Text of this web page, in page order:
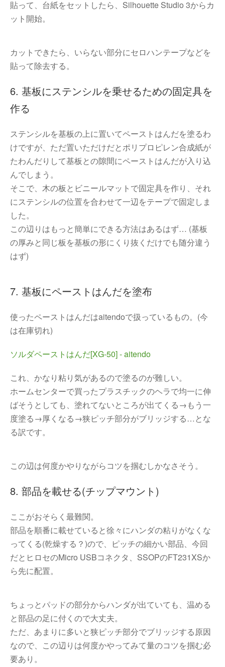
貼って、台紙をセットしたら、Silhouette Studio 3からカ
ット開始。
カットできたら、いらない部分にセロハンテープなどを
貼って除去する。
6. 基板にステンシルを乗せるための固定具を
作る
ステンシルを基板の上に置いてペーストはんだを塗るわ
けですが、ただ置いただけだとポリプロピレン合成紙が
たわんだりして基板との隙間にペーストはんだが入り込
んでしまう。
そこで、木の板とビニールマットで固定具を作り、それ
にステンシルの位置を合わせて一辺をテープで固定しま
した。
この辺りはもっと簡単にできる方法はあるはず… (基板
の厚みと同じ板を基板の形にくり抜くだけでも随分違う
はず)
7. 基板にペーストはんだを塗布
使ったペーストはんだはaitendoで扱っているもの。(今
は在庫切れ)
ソルダペーストはんだ[XG-50] - aitendo
これ、かなり粘り気があるので塗るのが難しい。
ホームセンターで買ったプラスチックのヘラで均一に伸
ばそうとしても、塗れてないところが出てくる→もう一
度塗る→厚くなる→狭ピッチ部分がブリッジする…とな
る訳です。
この辺は何度かやりながらコツを掴むしかなさそう。
8. 部品を載せる(チップマウント)
ここがおそらく最難関。
部品を順番に載せていると徐々にハンダの粘りがなくな
ってくる(乾燥する？)ので、ピッチの細かい部品、今回
だとヒロセのMicro USBコネクタ、SSOPのFT231XSか
ら先に配置。
ちょっとパッドの部分からハンダが出ていても、温める
と部品の足に付くので大丈夫。
ただ、あまりに多いと狭ピッチ部分でブリッジする原因
なので、この辺りは何度かやってみて量のコツを掴む必
要あり。